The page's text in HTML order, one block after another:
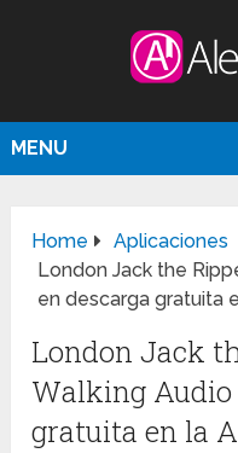
MENU
Home
Aplicaciones
London Jack the
en descarga gratuita
London Jack
Walking Audio
gratuita en la